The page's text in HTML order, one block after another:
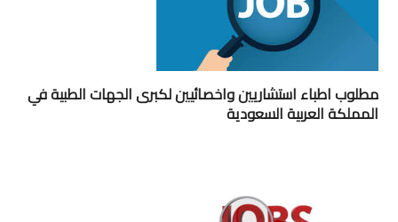
مطلوب اطباء استشاريين واخصائيين لكبرى الجهات الطبية في
المملكة العربية السعودية